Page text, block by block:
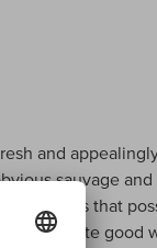
and
sauvage
flavors that
also quite good